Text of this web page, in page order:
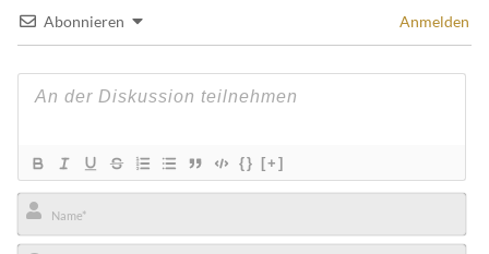
Abonnieren Anmelden
{} [+]
Name*